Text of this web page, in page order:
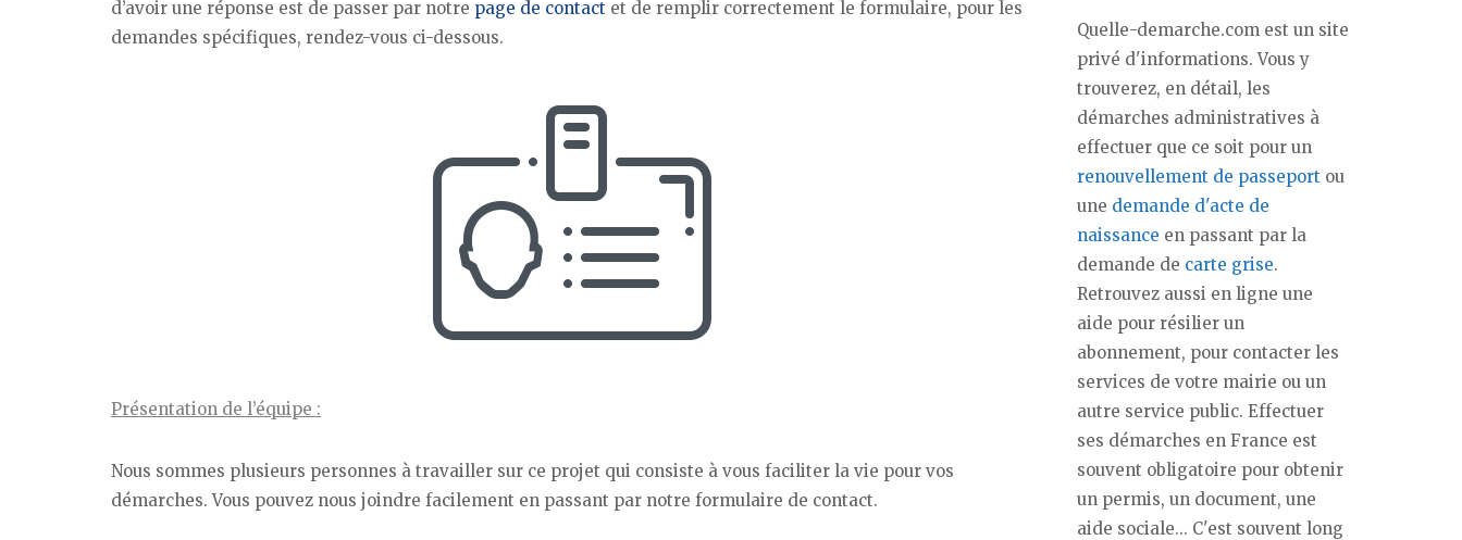
d’avoir une réponse est de passer par notre page de contact et de remplir correctement le formulaire, pour les
demandes spécifiques, rendez-vous ci-dessous.
Présentation de l’équipe :
Nous sommes plusieurs personnes à travailler sur ce projet qui consiste à vous faciliter la vie pour vos
démarches. Vous pouvez nous joindre facilement en passant par notre formulaire de contact.
Quelle-demarche.com est un site
privé d'informations. Vous y
trouverez, en détail, les
démarches administratives à
effectuer que ce soit pour un
renouvellement de passeport ou
une demande d'acte de
naissance en passant par la
demande de carte grise.
Retrouvez aussi en ligne une
aide pour résilier un
abonnement, pour contacter les
services de votre mairie ou un
autre service public. Effectuer
ses démarches en France est
souvent obligatoire pour obtenir
un permis, un document, une
aide sociale... C'est souvent long